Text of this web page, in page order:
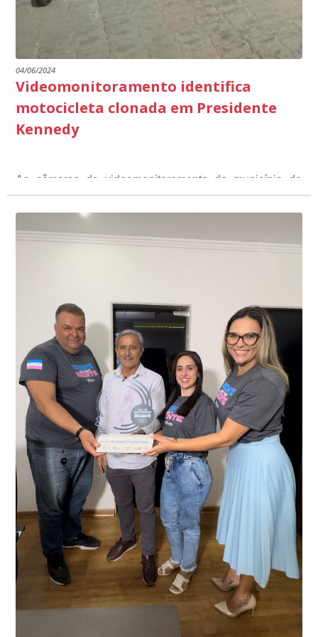
04/06/2024
Videomonitoramento identifica
motocicleta clonada em Presidente
Kennedy
As câmeras de videomonitoramento do município de
Presidente Kennedy identificaram neste fim de semana,
01 de junho, uma motocicleta com indícios de
adulteração, imediatamente, a central de
videomonitoramento acionou a Guarda Civil Municipal,
Durante a abordagem a adulteração foi comprovada,
conta do sistema de videomonitoramento instalado
recentemente em todo o município de Presidente
Kennedy, o sistema é integrado com outros municípios
do país, sendo possível a identificação de veículos por
meio do cruzamento de informações, nesse caso
específico, com dados de uma cidade do Estado do Rio
de Janeiro.
“Mais de 100 câmeras foram instaladas na sede e no
interior de Presidente Kennedy, garantindo mais
segurança à população, seja nas ruas, no comércio, os
produtores agropecuários. Estamos no rumo certo,
parabéns a todos os servidores que contribuem para a
segurança da nossa cidade”, destaca o prefeito Dorlei
Fontão.